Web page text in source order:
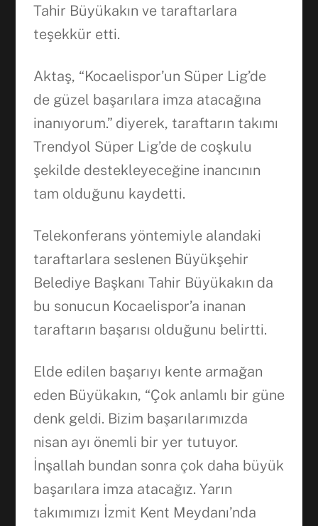
Tahir Büyükakın ve taraftarlara
teşekkür etti.
Aktaş, “Kocaelispor’un Süper Lig’de
de güzel başarılara imza atacağına
inanıyorum.” diyerek, taraftarın takımı
Trendyol Süper Lig’de de coşkulu
şekilde destekleyeceğine inancının
tam olduğunu kaydetti.
Telekonferans yöntemiyle alandaki
taraftarlara seslenen Büyükşehir
Belediye Başkanı Tahir Büyükakın da
bu sonucun Kocaelispor’a inanan
taraftarın başarısı olduğunu belirtti.
Elde edilen başarıyı kente armağan
eden Büyükakın, “Çok anlamlı bir güne
denk geldi. Bizim başarılarımızda
nisan ayı önemli bir yer tutuyor.
İnşallah bundan sonra çok daha büyük
başarılara imza atacağız. Yarın
takımımızı İzmit Kent Meydanı’nda